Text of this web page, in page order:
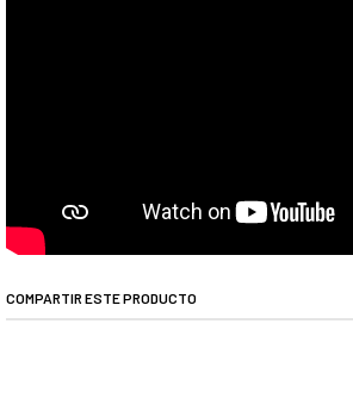
COMPARTIR ESTE PRODUCTO